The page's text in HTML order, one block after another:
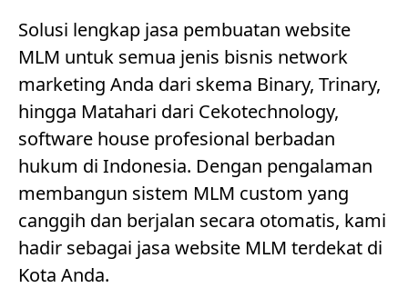
Solusi lengkap jasa pembuatan website
MLM untuk semua jenis bisnis network
marketing Anda dari skema Binary, Trinary,
hingga Matahari dari Cekotechnology,
software house profesional berbadan
hukum di Indonesia. Dengan pengalaman
membangun sistem MLM custom yang
canggih dan berjalan secara otomatis, kami
hadir sebagai jasa website MLM terdekat di
Kota Anda.